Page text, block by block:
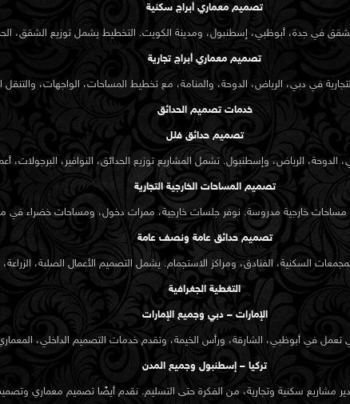
تصميم معماري أبراج سكنية
في جدة، أبوظبي، إسطنبول، ومدينة الكويت. التخطيط يشمل توزيع الشقق،
تصميم معماري أبراج تجارية
في دبي، الرياض، الدوحة، والمنامة، مع تخطيط المساحات، الواجهات، والتنقل
خدمات تصميم الحدائق
تصميم حدائق فلل
الرياض، وإسطنبول. تشمل المشاريع توزيع الحدائق، النوافير، البرجولات،
تصميم المساحات الخارجية التجارية
مساحات خارجية مدروسة. نوفر جلسات خارجية، ممرات دخول، ومساحات خضراء في
تصميم حدائق عامة ونصف عامة
السكنية، الفنادق، ومراكز الاستجمام. يشمل التصميم الأعمال الصلبة،
التغطية الجغرافية
الإمارات – دبي وجميع الإمارات
تعمل في أبوظبي، الشارقة، ورأس الخيمة، وتقدم خدمات التصميم الداخلي،
تركيا – إسطنبول وجميع المدن
مشاريع سكنية وتجارية، من الفكرة حتى التسليم. نقدم أيضًا تصميم معماري